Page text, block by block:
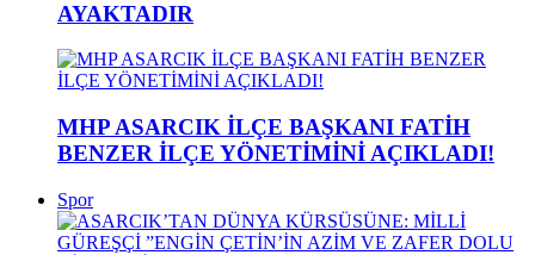
AYAKTADIR
MHP ASARCIK İLÇE BAŞKANI FATİH
BENZER İLÇE YÖNETİMİNİ AÇIKLADI!
Spor